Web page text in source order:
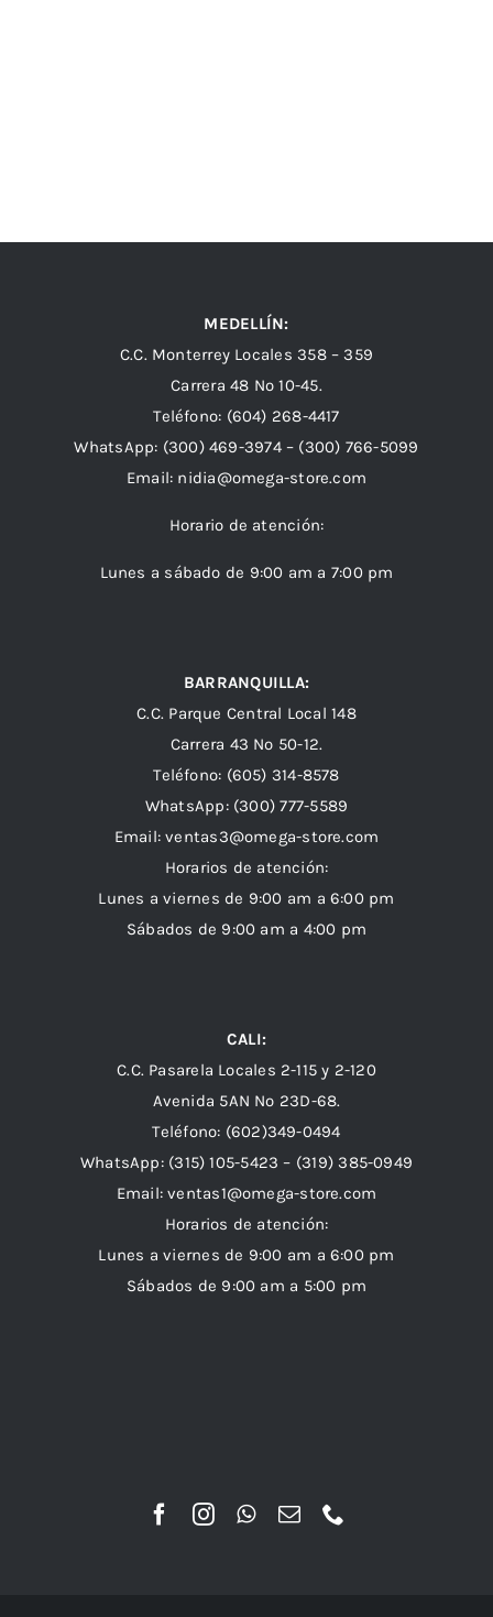
MEDELLÍN:
C.C. Monterrey Locales 358 – 359
Carrera 48 Nº 10-45.
Teléfono: (604) 268-4417
WhatsApp: (300) 469-3974 – (300) 766-5099
Email: nidia@omega-store.com
Horario de atención:
Lunes a sábado de 9:00 am a 7:00 pm
BARRANQUILLA:
C.C. Parque Central Local 148
Carrera 43 Nº 50-12.
Teléfono: (605) 314-8578
WhatsApp: (300) 777-5589
Email: ventas3@omega-store.com
Horarios de atención:
Lunes a viernes de 9:00 am a 6:00 pm
Sábados de 9:00 am a 4:00 pm
CALI:
C.C. Pasarela Locales 2-115 y 2-120
Avenida 5AN Nº 23D-68.
Teléfono: (602)349-0494
WhatsApp: (315) 105-5423 – (319) 385-0949
Email:ventas1@omega-store.com
Horarios de atención:
Lunes a viernes de 9:00 am a 6:00 pm
Sábados de 9:00 am a 5:00 pm